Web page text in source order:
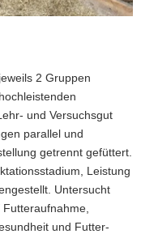
2 Gruppen
und Versuchsgut
parallel und
getrennt gefüttert.
Leistung
Untersucht
und Futter-